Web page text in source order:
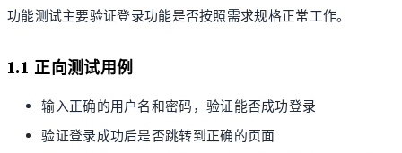
功能测试主要验证登录功能是否按照需求规格正常工作。
1.1 正向测试用例
输入正确的用户名和密码，验证能否成功登录
验证登录成功后是否跳转到正确的页面